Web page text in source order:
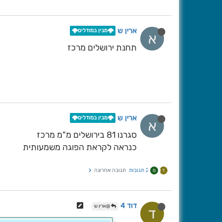
א ארין ש 🌩️מבין במודלים🌩️
תחנת ירושלים מרכז
א ארין ש 🌩️מבין במודלים🌩️
סגרנו 81 בירושלים מ"מ מרכז
כנראה לקראת הפוגה משמעותית
ד מ 2 תגובות תגובה אחרונה
ד דוד 4 @ארין ש